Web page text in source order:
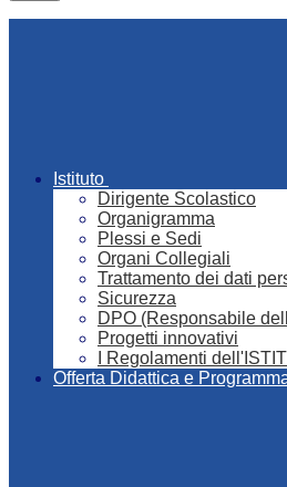
Istituto
Dirigente Scolastico
Organigramma
Plessi e Sedi
Organi Collegiali
Trattamento dei dati
Sicurezza
DPO (Responsabile
Progetti innovativi
I Regolamenti
Offerta Didattica e